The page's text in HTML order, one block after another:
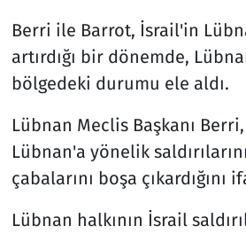
Berri ile Barrot, İsrail'in
artırdığı bir dönemde,
bölgedeki durumu ele aldı.
Lübnan Meclis Başkanı
Lübnan'a yönelik
çabalarını boşa çıkardığını
Lübnan halkının İsrail
Teknoloji ve Bilim
Televizyon